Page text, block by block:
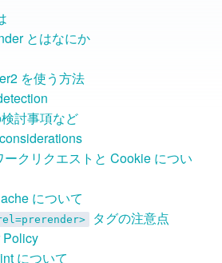
とはなにか
を使う方法
討事項など
ークリクエストと Cookie につい
について
タグの注意点
Policy
について